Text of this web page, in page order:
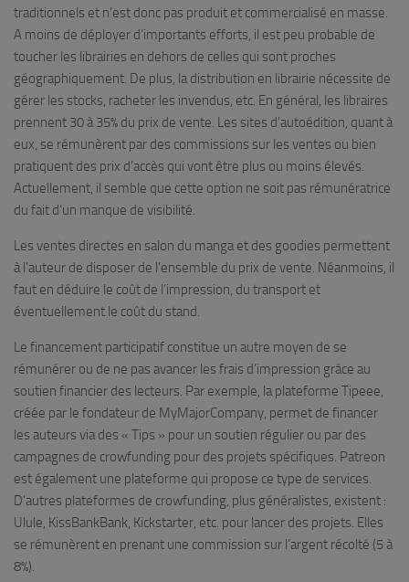
traditionnels et n’est donc pas produit et commercialisé en masse.
A moins de déployer d’importants efforts, il est peu probable de
toucher les librairies en dehors de celles qui sont proches
géographiquement. De plus, la distribution en librairie nécessite de
gérer les stocks, racheter les invendus, etc. En général, les libraires
prennent 30 à 35% du prix de vente. Les sites d’autoédition, quant à
eux, se rémunèrent par des commissions sur les ventes ou bien
pratiquent des prix d’accès qui vont être plus ou moins élevés.
Actuellement, il semble que cette option ne soit pas rémunératrice
du fait d’un manque de visibilité.
Les ventes directes en salon du manga et des goodies permettent
à l’auteur de disposer de l’ensemble du prix de vente. Néanmoins, il
faut en déduire le coût de l’impression, du transport et
éventuellement le coût du stand.
Le financement participatif constitue un autre moyen de se
rémunérer ou de ne pas avancer les frais d’impression grâce au
soutien financier des lecteurs. Par exemple, la plateforme Tipeee,
créée par le fondateur de MyMajorCompany, permet de financer
les auteurs via des « Tips » pour un soutien régulier ou par des
campagnes de crowfunding pour des projets spécifiques. Patreon
est également une plateforme qui propose ce type de services.
D’autres plateformes de crowfunding, plus généralistes, existent :
Ulule, KissBankBank, Kickstarter, etc. pour lancer des projets. Elles
se rémunèrent en prenant une commission sur l’argent récolté (5 à
8%).